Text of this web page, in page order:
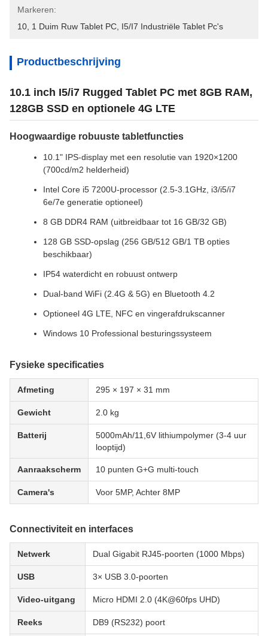
Markeren:
10 1 Duim Ruw Tablet PC I5/i7 Industriële Tablet Pc's
Productbeschrijving
10.1 inch I5/i7 Rugged Tablet PC met 8GB RAM,
128GB SSD en optionele 4G LTE
Hoogwaardige robuuste tabletfuncties
10.1" IPS-display met een resolutie van 1920×1200
(700cd/m2 helderheid)
Intel Core i5 7200U-processor (2.5-3.1GHz, i3/i5/i7
6e/7e generatie optioneel)
8 GB DDR4 RAM (uitbreidbaar tot 16 GB/32 GB)
128 GB SSD-opslag (256 GB/512 GB/1 TB opties
beschikbaar)
IP54 waterdicht en robuust ontwerp
Dual-band WiFi (2.4G & 5G) en Bluetooth 4.2
Optioneel 4G LTE, NFC en vingerafdrukscanner
Windows 10 Professional besturingssysteem
Fysieke specificaties
Afmeting 295 × 197 × 31 mm
Gewicht 2.0 kg
Batterij
5000mAh/11,6V lithiumpolymer (3-4 uur
looptijd)
Aanraakscherm 10 punten G+G multi-touch
Camera's Voor 5MP, Achter 8MP
Connectiviteit en interfaces
Netwerk Dual Gigabit RJ45-poorten (1000 Mbps)
USB 3× USB 3.0-poorten
Video-uitgang Micro HDMI 2.0 (4K@60fps UHD)
Reeks DB9 (RS232) poort